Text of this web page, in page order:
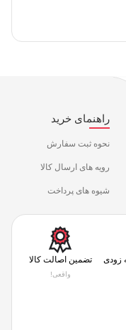
راهنمای خرید
نحوه ثبت سفارش
رویه های ارسال کالا
شیوه های پرداخت
زودی تضمین اصالت کالا
واقعی!